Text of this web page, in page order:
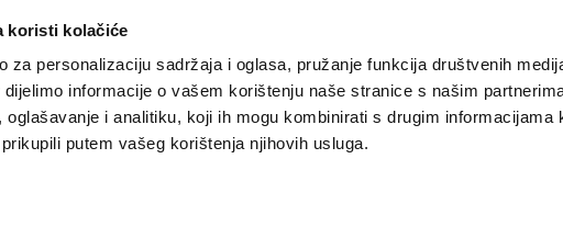
koristi kolačiće
za personalizaciju sadržaja i oglasa, pružanje funkcija društvenih
dijelimo informacije o vašem korištenju naše stranice s našim
oglašavanje i analitiku, koji ih mogu kombinirati s drugim informacijama
putem vašeg korištenja njihovih usluga.
Održivost
Karijera
Alma Ras Ambasador
Aktuelnosti
Lokacije